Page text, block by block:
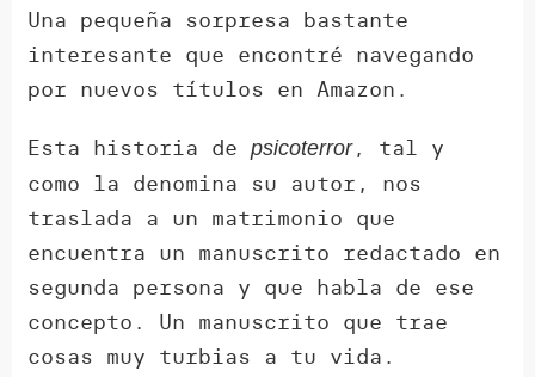
Una pequeña sorpresa bastante
interesante que encontré navegando
por nuevos títulos en Amazon.
Esta historia depsicoterror, tal y
como la denomina su autor, nos
traslada a un matrimonio que
encuentra un manuscrito redactado en
segunda persona y que habla de ese
concepto. Un manuscrito que trae
cosas muy turbias a tu vida.